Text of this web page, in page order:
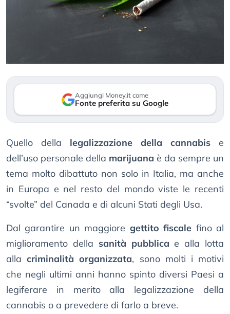
Aggiungi Money.it come
Fonte preferita su Google
Quello della legalizzazione della cannabis e
dell’uso personale della marijuana è da sempre un
tema molto dibattuto non solo in Italia, ma anche
in Europa e nel resto del mondo viste le recenti
“svolte” del Canada e di alcuni Stati degli Usa.
Dal garantire un maggiore gettito fiscale fino al
miglioramento della sanità pubblica e alla lotta
allacriminalità organizzata, sono molti i motivi
che negli ultimi anni hanno spinto diversi Paesi a
legiferare in merito alla legalizzazione della
cannabis o a prevedere di farlo a breve.